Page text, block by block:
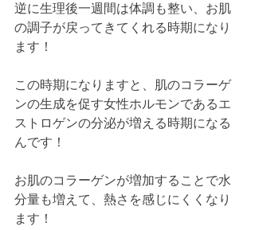
逆に生理後一週間は体調も整い、お肌
の調子が戻ってきてくれる時期になり
ます！
この時期になりますと、肌のコラーゲ
ンの生成を促す女性ホルモンであるエ
ストロゲンの分泌が増える時期になる
んです！
お肌のコラーゲンが増加することで水
分量も増えて、熱さを感じにくくなり
ます！